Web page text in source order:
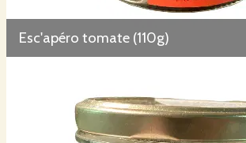
Esc'apéro tomate (110g)